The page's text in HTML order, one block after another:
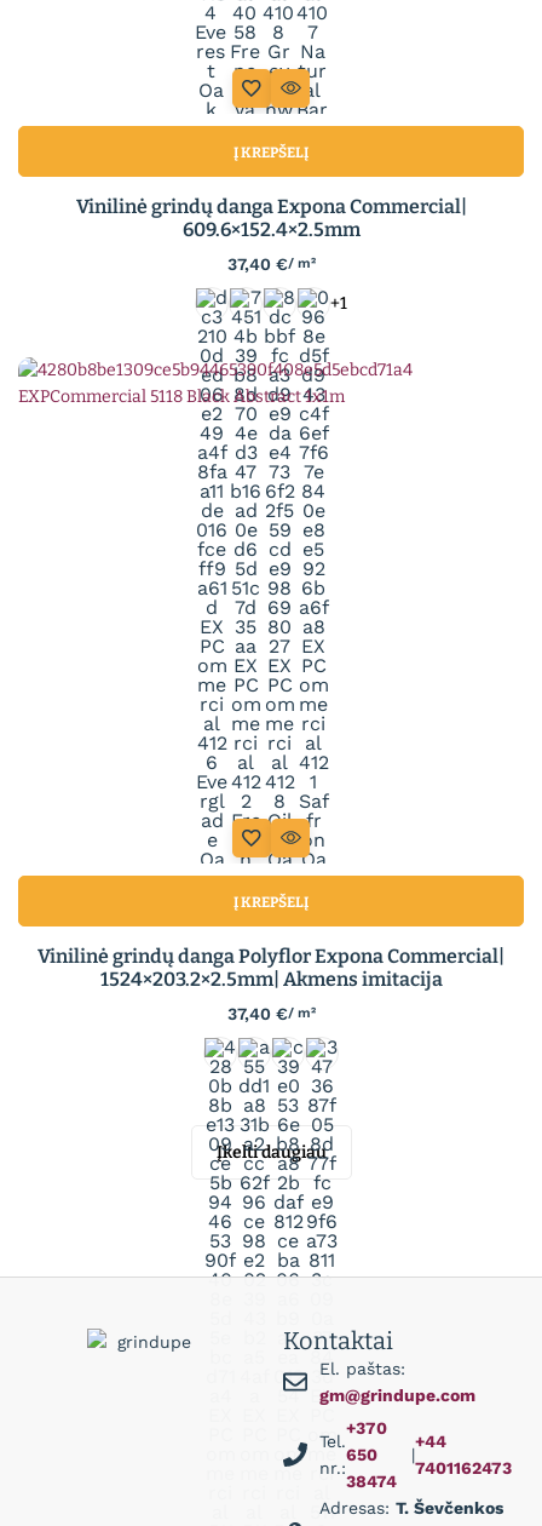
Į KREPŠELĮ
Vinilinė grindų danga Expona Commercial|
609.6×152.4×2.5mm
37,40 €/ m²
+1
Į KREPŠELĮ
Vinilinė grindų danga Polyflor Expona Commercial|
1524×203.2×2.5mm| Akmens imitacija
37,40 €/ m²
Įkelti daugiau
Kontaktai
El. paštas:
gm@grindupe.com
Tel.
nr.:
+370
650
38474
|
+44
7401162473
Adresas: T. Ševčenkos